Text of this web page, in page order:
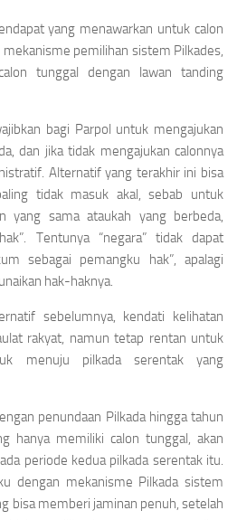
yang menawarkan untuk calon
pemilihan sistem Pilkades,
tunggal dengan lawan tanding
bagi Parpol untuk mengajukan
dan jika tidak mengajukan calonnya
Alternatif yang terakhir ini bisa
tidak masuk akal, sebab untuk
yang sama ataukah yang berbeda,
Tentunya “negara” tidak dapat
sebagai pemangku hak”, apalagi
hak-haknya.
sebelumnya, kendati kelihatan
rakyat, namun tetap rentan untuk
menuju pilkada serentak yang
penundaan Pilkada hingga tahun
hanya memiliki calon tunggal, akan
periode kedua pilkada serentak itu.
dengan mekanisme Pilkada sistem
bisa memberi jaminan penuh, setelah